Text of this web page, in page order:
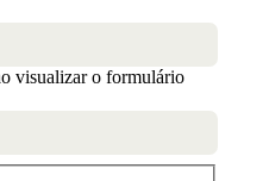
visualizar o formulário